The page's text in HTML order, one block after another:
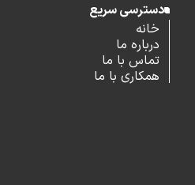
دسترسی سریع
خانه
درباره ما
تماس با ما
همکاری با ما